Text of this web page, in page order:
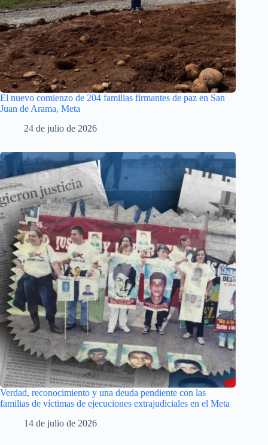
El nuevo comienzo de 204 familias firmantes de paz en San
Juan de Arama, Meta
24 de julio de 2026
Verdad, reconocimiento y una deuda pendiente con las
familias de víctimas de ejecuciones extrajudiciales en el Meta
14 de julio de 2026